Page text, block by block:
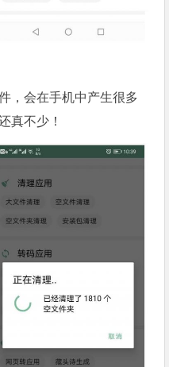
，会在手机中产生很多
真不少！